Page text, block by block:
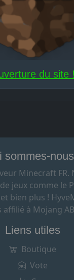
du site !
sommes-
Minecraft
jeux comme le
bien plus !
affilié à Mojang
Liens utiles
Boutique
Vote